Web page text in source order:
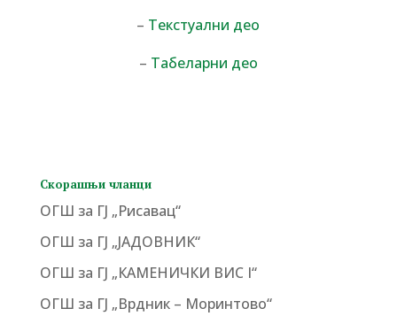
– Текстуални део
– Табеларни део
Скорашњи чланци
ОГШ за ГЈ „Рисавац“
ОГШ за ГЈ „ЈАДОВНИК“
ОГШ за ГЈ „КАМЕНИЧКИ ВИС I“
ОГШ за ГЈ „Врдник – Моринтово“